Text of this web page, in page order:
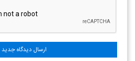
ارسال دیدگاه جدید